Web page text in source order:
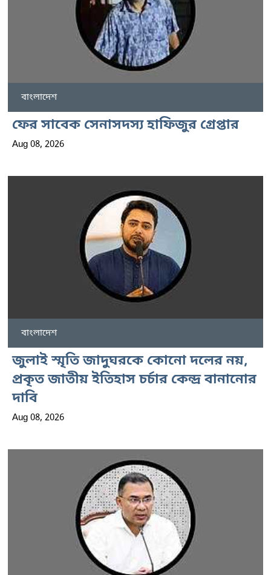
বাংলাদেশ
ফের সাবেক সেনাসদস্য হাফিজুর গ্রেপ্তার
Aug 08, 2026
বাংলাদেশ
জুলাই স্মৃতি জাদুঘরকে কোনো দলের নয়,
প্রকৃত জাতীয় ইতিহাস চর্চার কেন্দ্র বানানোর
দাবি
Aug 08, 2026